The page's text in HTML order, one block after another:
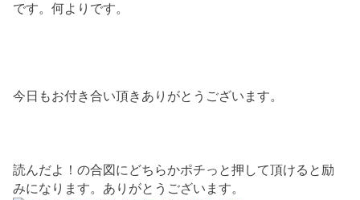
です。何よりです。
今日もお付き合い頂きありがとうございます。
読んだよ！の合図にどちらかポチっと押して頂けると励
みになります。ありがとうございます。